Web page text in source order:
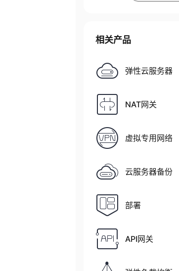
相关产品
弹性云服务器
NAT网关
虚拟专用网络
云服务器备份
部署
API网关